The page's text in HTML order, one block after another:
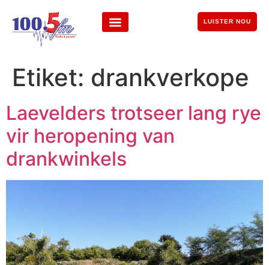
LUISTER NOU
Etiket: drankverkope
Laevelders trotseer lang rye
vir heropening van
drankwinkels